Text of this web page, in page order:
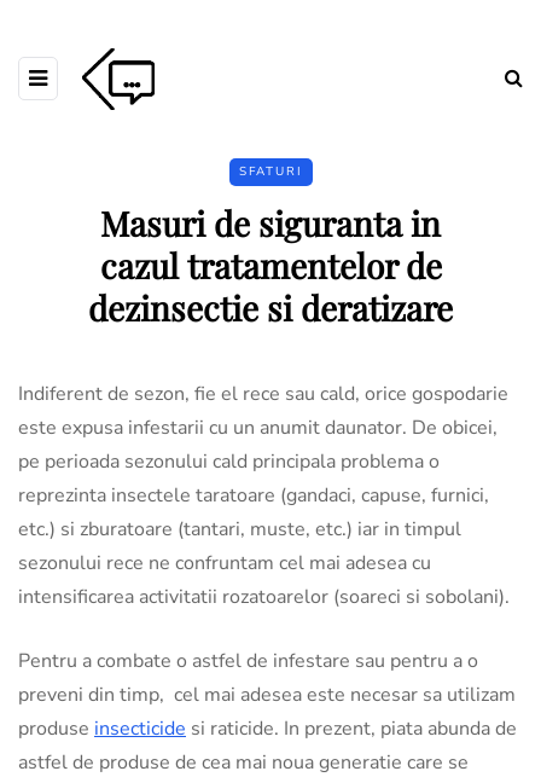
SFATURI
Masuri de siguranta in
cazul tratamentelor de
dezinsectie si deratizare
Indiferent de sezon, fie el rece sau cald, orice gospodarie
este expusa infestarii cu un anumit daunator. De obicei,
pe perioada sezonului cald principala problema o
reprezinta insectele taratoare (gandaci, capuse, furnici,
etc.) si zburatoare (tantari, muste, etc.) iar in timpul
sezonului rece ne confruntam cel mai adesea cu
intensificarea activitatii rozatoarelor (soareci si sobolani).
Pentru a combate o astfel de infestare sau pentru a o
preveni din timp, cel mai adesea este necesar sa utilizam
produse insecticide si raticide. In prezent, piata abunda de
astfel de produse de cea mai noua generatie care se